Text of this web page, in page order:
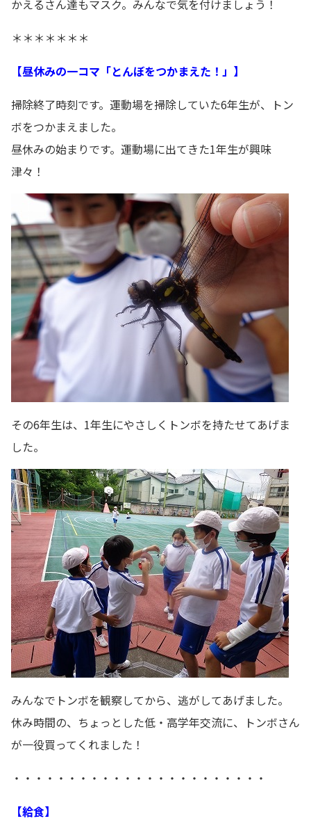
かえるさん達もマスク。みんなで気を付けましょう！
＊＊＊＊＊＊＊
【昼休みの一コマ「とんぼをつかまえた！」】
掃除終了時刻です。運動場を掃除していた6年生が、トン
ボをつかまえました。
昼休みの始まりです。運動場に出てきた1年生が興味
津々！
その6年生は、1年生にやさしくトンボを持たせてあげま
した。
みんなでトンボを観察してから、逃がしてあげました。
休み時間の、ちょっとした低・高学年交流に、トンボさん
が一役買ってくれました！
・・・・・・・・・・・・・・・・・・・・・・・
【給食】